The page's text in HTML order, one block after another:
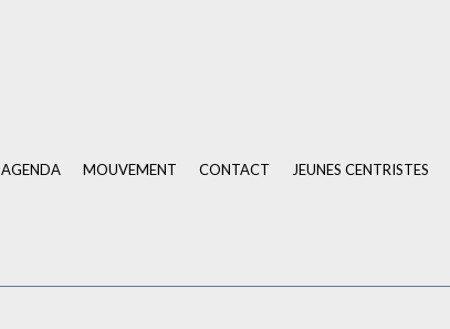
AGENDA MOUVEMENT CONTACT JEUNES CENTRISTES